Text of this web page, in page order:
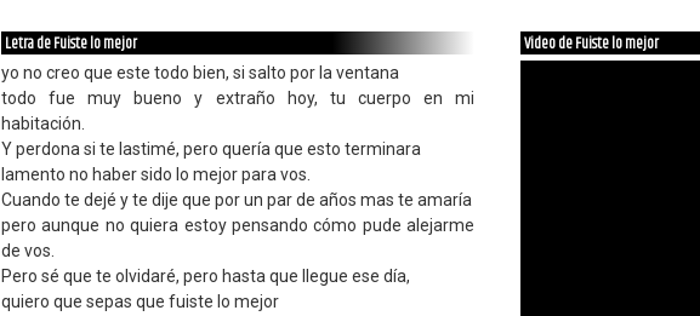
DEDICADO A KARO QUE ME AYUDO A LEVANTARME
Y A MIS AMIGOS QUE ESTAN Y VAN
A ESTAR CONMIGO PARA SIEMPRE...
UN ABRAZO A TODOS LOS R'n'ROLEROS DE RIO GRANDE
Y LA ARGENTINA. ABAJO LA CUMBIA. FACHA (LOCHIKO).
Letra de Fuiste lo mejor
yo no creo que este todo bien, si salto por la ventana
todo fue muy bueno y extraño hoy, tu cuerpo en mi
habitación.
Y perdona si te lastimé, pero quería que esto terminara
lamento no haber sido lo mejor para vos.
Cuando te dejé y te dije que por un par de años mas te amaría
pero aunque no quiera estoy pensando cómo pude alejarme
de vos.
Pero sé que te olvidaré, pero hasta que llegue ese día,
quiero que sepas que fuiste lo mejor
Video de Fuiste lo mejor